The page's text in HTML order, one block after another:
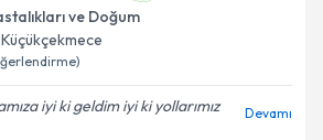
ve Doğum
iyi ki geldim iyi ki yollarımız
Devamı